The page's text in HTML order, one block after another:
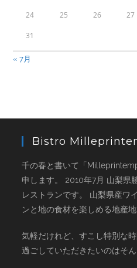
24 25 26 27
31
« 7月
Bistro
千の春と書いて「
申します。 2010年7月 山梨県
レストランです。 山梨県産ワ
ンと地の食材を楽しめる地産
気軽だけれど、すこし特別な時
過ごしていただきたいのはそん